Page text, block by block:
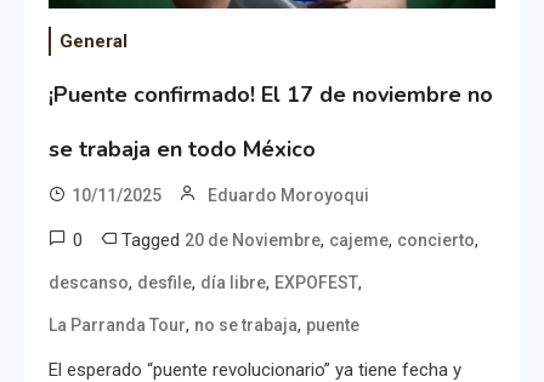
General
¡Puente confirmado! El 17 de noviembre no
se trabaja en todo México
10/11/2025 Eduardo Moroyoqui
0 Tagged 20 de Noviembre, cajeme, concierto,
descanso, desfile, día libre, EXPOFEST,
La Parranda Tour, no se trabaja, puente
El esperado “puente revolucionario” ya tiene fecha y